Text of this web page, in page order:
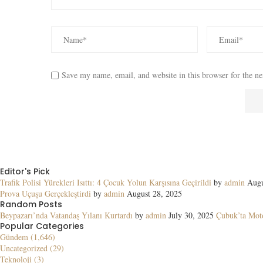
Save my name, email, and website in this browser for the
Editor's Pick
Trafik Polisi Yürekleri Isıttı: 4 Çocuk Yolun Karşısına Geçirildi by admin
Prova Uçuşu Gerçekleştirdi by admin August 28, 2025
Random Posts
Beypazarı’nda Vatandaş Yılanı Kurtardı by admin July 30, 2025 Çubuk’ta
Popular Categories
Gündem (1,646)
Uncategorized (29)
Teknoloji (3)